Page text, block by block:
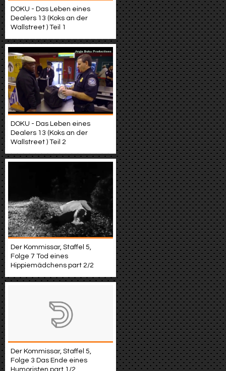
DOKU - Das Leben eines
Dealers 13 (Koks an der
Wallstreet ) Teil 1
DOKU - Das Leben eines
Dealers 13 (Koks an der
Wallstreet ) Teil 2
Der Kommissar, Staffel 5,
Folge 7 Tod eines
Hippiemädchens part 2/2
Der Kommissar, Staffel 5,
Folge 3 Das Ende eines
Humoristen part 1/2